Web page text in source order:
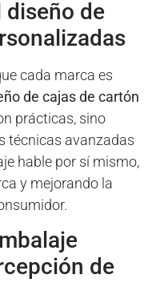
diseño de
cada marca es
de cajas de cartón
prácticas, sino
técnicas avanzadas
hable por sí mismo,
y mejorando la
de